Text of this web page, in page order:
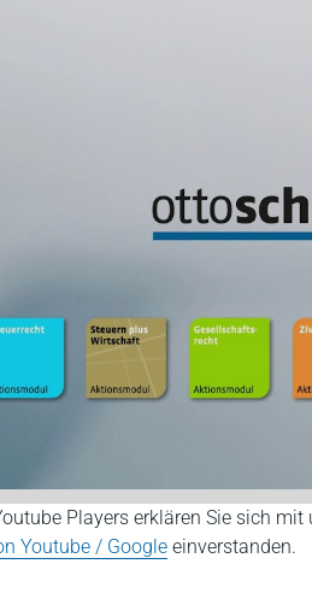
Players erklären Sie sich mit
Youtube / Google einverstanden.